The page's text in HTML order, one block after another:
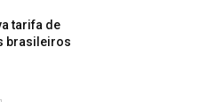
tarifa de
brasileiros